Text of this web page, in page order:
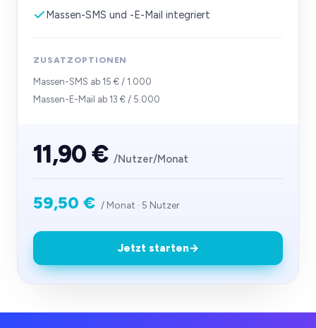
Massen-SMS und -E-Mail integriert
ZUSATZOPTIONEN
Massen-SMS ab 15 € / 1.000
Massen-E-Mail ab 13 € / 5.000
11,90 € /Nutzer/Monat
59,50 € / Monat · 5 Nutzer
Jetzt starten→